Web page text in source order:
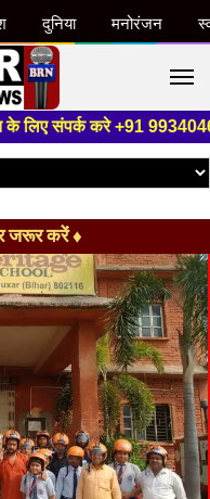
करे +91 9934046191
जरूर करें ♦
दुनिया मनोरंजन